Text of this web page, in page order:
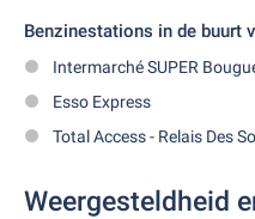
Benzinestations in de buurt
Intermarché SUPER
Esso Express
Total Access - Relais Des
Weergesteldheid